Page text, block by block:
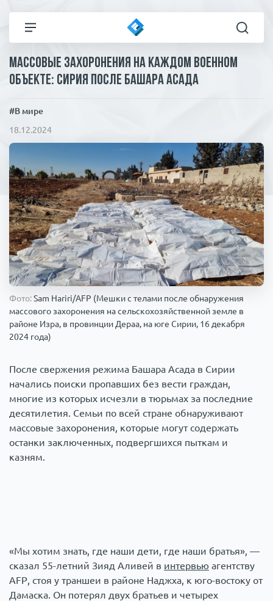
Все новости
Экономика
Общество
Коронавирус
Происшествия
Армия
Технологии
Пресса
Статьи
ЧП И КРИМИНАЛ
1000 мелочей
Массовые захоронения на каждом военном
объекте: Сирия после Башара Асада
#В мире
18.12.2024
Фото:Sam Hariri/AFP (Мешки с телами после обнаружения
массового захоронения на сельскохозяйственной земле в
районе Изра, в провинции Дераа, на юге Сирии, 16 декабря
2024 года)
После свержения режима Башара Асада в Сирии
начались поиски пропавших без вести граждан,
многие из которых исчезли в тюрьмах за последние
десятилетия. Семьи по всей стране обнаруживают
массовые захоронения, которые могут содержать
останки заключенных, подвергшихся пыткам и
казням.
«Мы хотим знать, где наши дети, где наши братья», —
сказал 55-летний Зияд Аливей в интервью агентству
AFP, стоя у траншеи в районе Наджха, к юго-востоку от
Дамаска. Он потерял двух братьев и четырех